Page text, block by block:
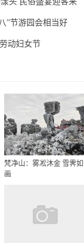
”节游园会相当好
动妇女节
梵净山：雾凇沐金 雪霁如
画